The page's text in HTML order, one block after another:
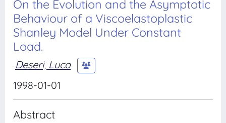
On the Evolution and the Asymptotic
Behaviour of a Viscoelastoplastic
Shanley Model Under Constant
Load.
Deseri, Luca
1998-01-01
Abstract